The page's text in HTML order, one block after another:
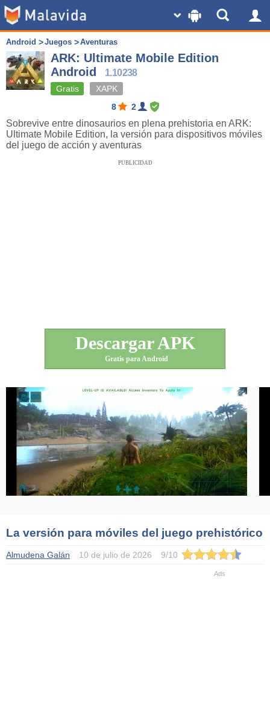
Android Juegos Aventuras
ARK: Ultimate Mobile Edition
Android
1.10238
Gratis
XAPK
8
2
Sobrevive entre dinosaurios en plena prehistoria en ARK:
Ultimate Mobile Edition, la versión para dispositivos móviles
del juego de acción y aventuras
PUBLICIDAD
Descargar APK
Gratis para Android
La versión para móviles del juego prehistórico
Almudena Galán 10 de julio de 2026 9/10